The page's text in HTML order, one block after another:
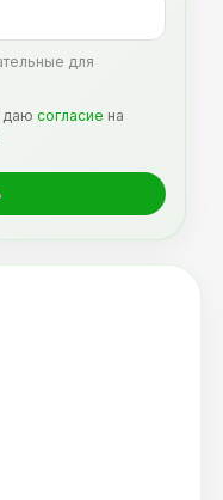
для
даю согласие на